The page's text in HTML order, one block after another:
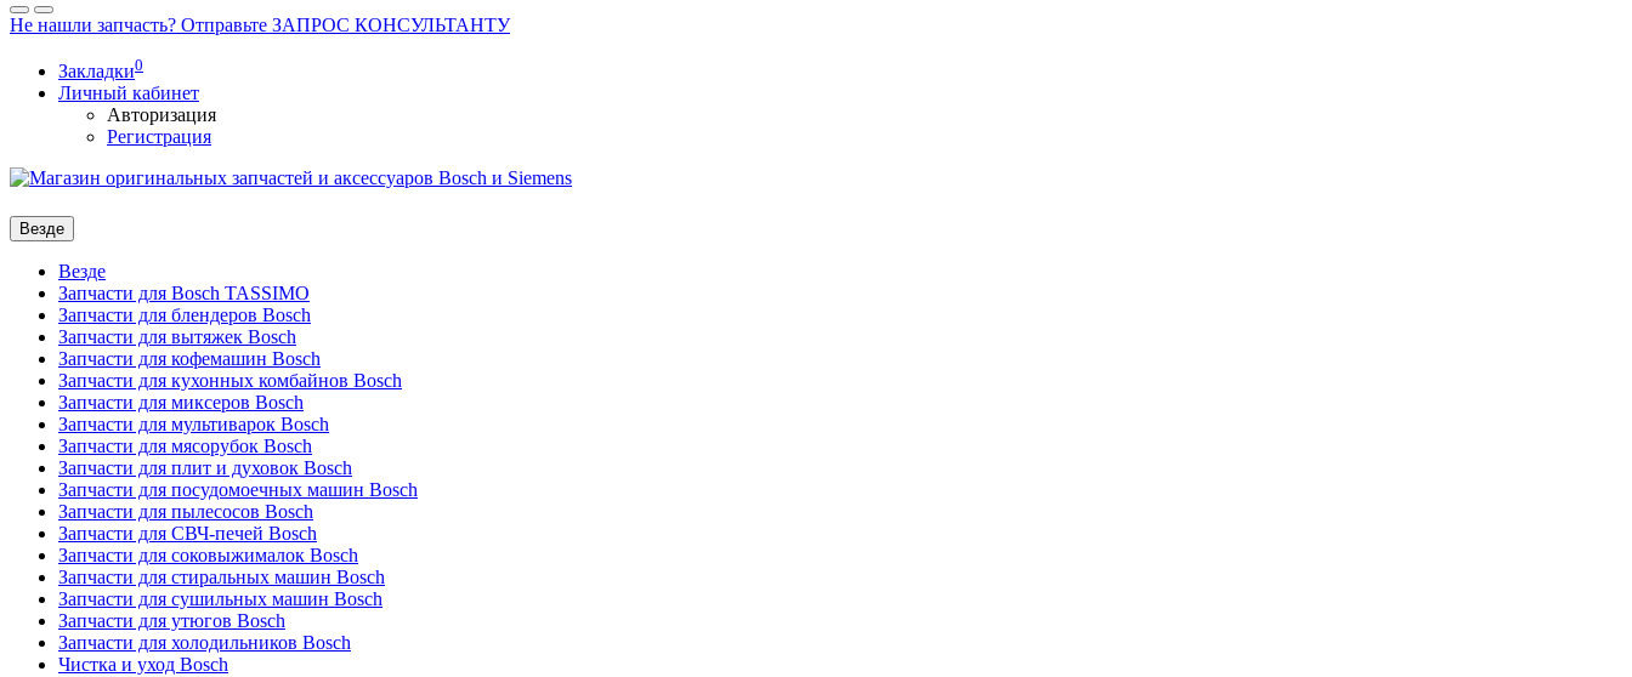
Не нашли запчасть? Отправьте ЗАПРОС КОНСУЛЬТАНТУ
Закладки0
Личный кабинет
Авторизация
Регистрация
Везде
Везде
Запчасти для Bosch TASSIMO
Запчасти для блендеров Bosch
Запчасти для вытяжек Bosch
Запчасти для кофемашин Bosch
Запчасти для кухонных комбайнов Bosch
Запчасти для миксеров Bosch
Запчасти для мультиварок Bosch
Запчасти для мясорубок Bosch
Запчасти для плит и духовок Bosch
Запчасти для посудомоечных машин Bosch
Запчасти для пылесосов Bosch
Запчасти для СВЧ-печей Bosch
Запчасти для соковыжималок Bosch
Запчасти для стиральных машин Bosch
Запчасти для сушильных машин Bosch
Запчасти для утюгов Bosch
Запчасти для холодильников Bosch
Чистка и уход Bosch